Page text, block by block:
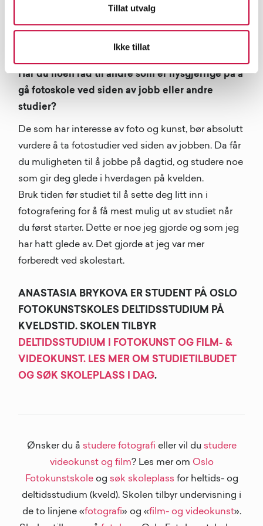
Tillat utvalg
Ikke tillat
Bilde av Anastasia Brykova fra studietiden på Oslo
Fotokunstskole.
Har du noen råd til andre som er nysgjerrige på å
gå fotoskole ved siden av jobb eller andre
studier?
De som har interesse av foto og kunst, bør absolutt
vurdere å ta fotostudier ved siden av jobben. Da får
du muligheten til å jobbe på dagtid, og studere noe
som gir deg glede i hverdagen på kvelden.
Bruk tiden før studiet til å sette deg litt inn i
fotografering for å få mest mulig ut av studiet når
du først starter. Dette er noe jeg gjorde og som jeg
har hatt glede av. Det gjorde at jeg var mer
forberedt ved skolestart.
ANASTASIA BRYKOVA ER STUDENT PÅ OSLO
FOTOKUNSTSKOLES DELTIDSSTUDIUM PÅ
KVELDSTID. SKOLEN TILBYR
DELTIDSSTUDIUM I FOTOKUNST OG FILM- &
VIDEOKUNST. LES MER OM STUDIETILBUDET
OG SØK SKOLEPLASS I DAG.
Ønsker du å studere fotografi eller vil du studere
videokunst og film? Les mer om Oslo
Fotokunstskoleog søk skoleplass for heltids- og
deltidsstudium (kveld). Skolen tilbyr undervisning i
de to linjene «fotografi» og «film- og videokunst».